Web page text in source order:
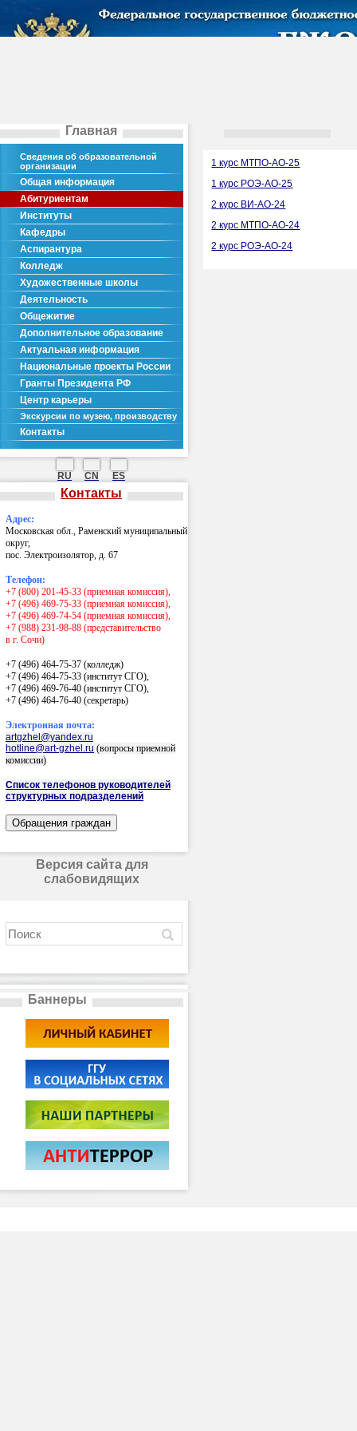
Главная
Сведения об образовательной
организации
Общая информация
Абитуриентам
Институты
Кафедры
Аспирантура
Колледж
Художественные школы
Деятельность
Общежитие
Дополнительное образование
Актуальная информация
Национальные проекты России
Гранты Президента РФ
Центр карьеры
Экскурсии по музею, производству
Контакты
RU CN ES
Контакты
Адрес:
Московская обл., Раменский муниципальный
округ,
пос. Электроизолятор, д. 67
Телефон:
+7 (800) 201-45-33 (приемная комиссия),
+7 (496) 469-75-33 (приемная комиссия),
+7 (496) 469-74-54 (приемная комиссия),
+7 (988) 231-98-88 (представительство
в г. Сочи)
+7 (496) 464-75-37 (колледж)
+7 (496) 464-75-33 (институт СГО),
+7 (496) 469-76-40 (институт СГО),
+7 (496) 464-76-40 (секретарь)
Электронная почта:
artgzhel@yandex.ru
hotline@art-gzhel.ru (вопросы приемной
комиссии)
Список телефонов руководителей
структурных подразделений
Версия сайта для
слабовидящих
Баннеры
1 курс МТПО-АО-25
1 курс РОЭ-АО-25
2 курс ВИ-АО-24
2 курс МТПО-АО-24
2 курс РОЭ-АО-24